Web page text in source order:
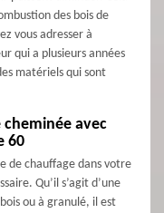
des bois de
vous adresser à
qui a plusieurs années
matériels qui sont
avec
60
de chauffage dans votre
Qu’il s’agit d’une
ou à granulé, il est